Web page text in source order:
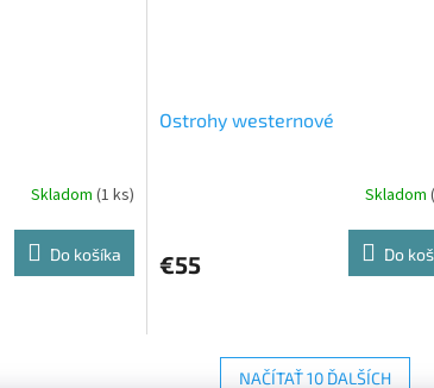
Skladom (1 ks)
Do košíka
Ostrohy westernové
Skladom
€55 Do
NAČÍTAŤ 10 ĎALŠÍCH